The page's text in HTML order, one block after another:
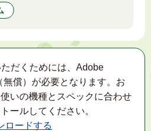
だくためには、Adobe
償）が必要となります。お
いの機種とスペックに合わせ
ールしてください。
ロードする